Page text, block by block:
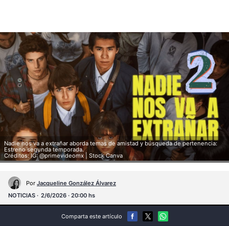
Nadie nos va a extrañar aborda temas de amistad y búsqueda de pertenencia:
Estreno segunda temporada.
Créditos: IG: @primevideomx | Stock Canva
Por Jacqueline González Álvarez
NOTICIAS
2/6/2026 · 20:00 hs
Comparta este artículo